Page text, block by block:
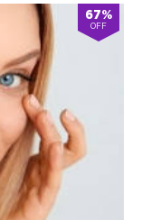
67%
OFF